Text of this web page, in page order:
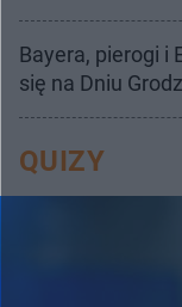
Bayera, pierogi i
się na Dniu
QUIZY